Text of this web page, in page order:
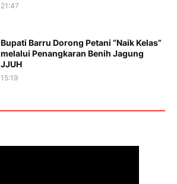
21:47
Bupati Barru Dorong Petani “Naik Kelas”
melalui Penangkaran Benih Jagung
JJUH
15:19